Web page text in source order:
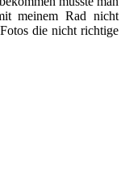
meinem Rad nicht
die nicht richtige